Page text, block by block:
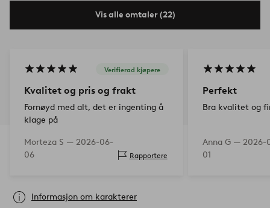
Vis alle omtaler (22)
Verifierad kjøpere
Kvalitet og pris og frakt
Fornøyd med alt, det er ingenting å
klage på
Morteza S — 2026-06-
06
Rapportere
Perfekt
Bra kvalitet og
Anna G — 2026-
01
Informasjon om karakterer